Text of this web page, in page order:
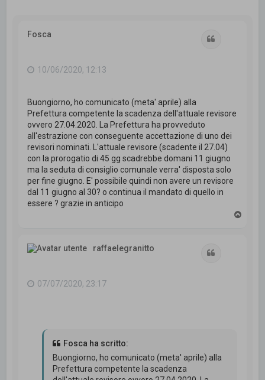
Fosca
10/06/2020, 12:13
Buongiorno, ho comunicato (meta' aprile) alla
Prefettura competente la scadenza dell'attuale revisore
ovvero 27.04.2020. La Prefettura ha provveduto
all'estrazione con conseguente accettazione di uno dei
revisori nominati. L'attuale revisore (scadente il 27.04)
con la prorogatio di 45 gg scadrebbe domani 11 giugno
ma la seduta di consiglio comunale verra' disposta solo
per fine giugno. E' possibile quindi non avere un revisore
dal 11 giugno al 30? o continua il mandato di quello in
essere ? grazie in anticipo
raffaelegranitto
07/07/2020, 23:17
Fosca ha scritto:
Buongiorno, ho comunicato (meta' aprile) alla
Prefettura competente la scadenza